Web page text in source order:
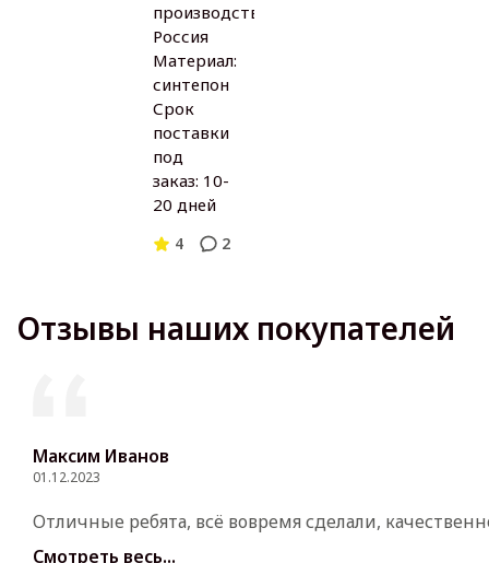
производства:
Россия
Материал:
синтепон
Срок
поставки
под
заказ: 10-
20 дней
4 2
Отзывы наших покупателей
Максим Иванов
01.12.2023
Отличные ребята, всё вовремя сделали,
Смотреть весь...